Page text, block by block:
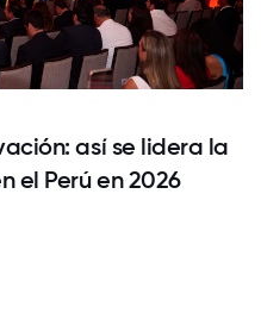
así se lidera la
el Perú en 2026